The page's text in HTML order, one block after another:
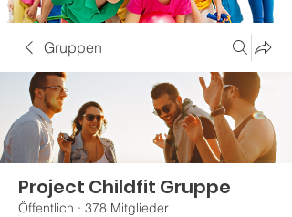
Gruppen
Project Childfit Gruppe
Öffentlich · 378 Mitglieder